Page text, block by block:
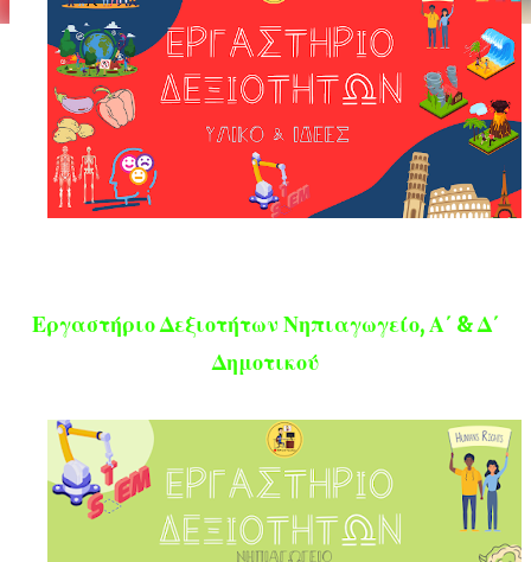
Εργαστήριο Δεξιοτήτων Νηπιαγωγείο, Α΄ & Δ΄
Δημοτικού